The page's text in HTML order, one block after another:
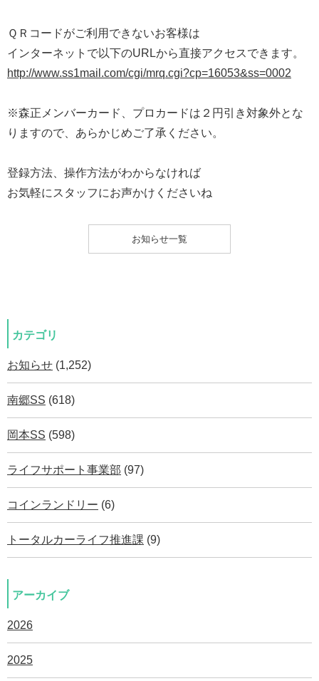
ＱＲコードがご利用できないお客様は
インターネットで以下のURLから直接アクセスできます。
http://www.ss1mail.com/cgi/mrq.cgi?cp=16053&ss=0002
※森正メンバーカード、プロカードは２円引き対象外とな
りますので、あらかじめご了承ください。
登録方法、操作方法がわからなければ
お気軽にスタッフにお声かけくださいね
お知らせ一覧
カテゴリ
お知らせ (1,252)
南郷SS (618)
岡本SS (598)
ライフサポート事業部 (97)
コインランドリー (6)
トータルカーライフ推進課 (9)
アーカイブ
2026
2025